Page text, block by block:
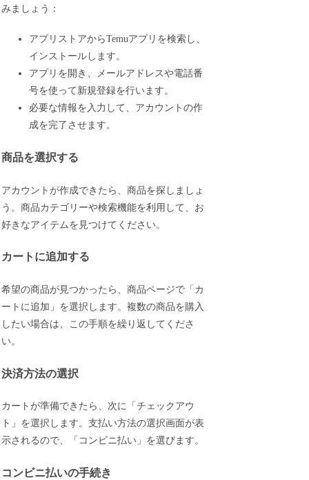
みましょう：
アプリストアからTemuアプリを検索し、
インストールします。
アプリを開き、メールアドレスや電話番
号を使って新規登録を行います。
必要な情報を入力して、アカウントの作
成を完了させます。
商品を選択する
アカウントが作成できたら、商品を探しましょ
う。商品カテゴリーや検索機能を利用して、お
好きなアイテムを見つけてください。
カートに追加する
希望の商品が見つかったら、商品ページで「カ
ートに追加」を選択します。複数の商品を購入
したい場合は、この手順を繰り返してくださ
い。
決済方法の選択
カートが準備できたら、次に「チェックアウ
ト」を選択します。支払い方法の選択画面が表
示されるので、「コンビニ払い」を選びます。
コンビニ払いの手続き